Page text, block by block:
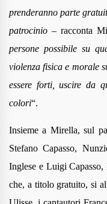
prenderanno parte
patrocinio – racconta
persone possibile su
violenza fisica e morale
essere forti, uscire da
colori“.
Insieme a Mirella, sul
Stefano Capasso,
Inglese e Luigi
che, a titolo gratuito, si